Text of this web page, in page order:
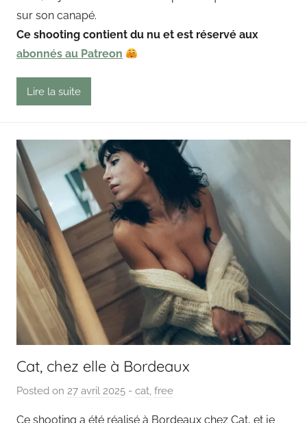
n
g
sur son canapé.
Ce shooting contient du nu et est réservé aux
abonnés au Patreon
Lire la suite
Cat, chez elle à Bordeaux
Posted on 27 avril 2025 b- cat free
Ce shooting a été réalisé à Bordeaux chez Cat, et je